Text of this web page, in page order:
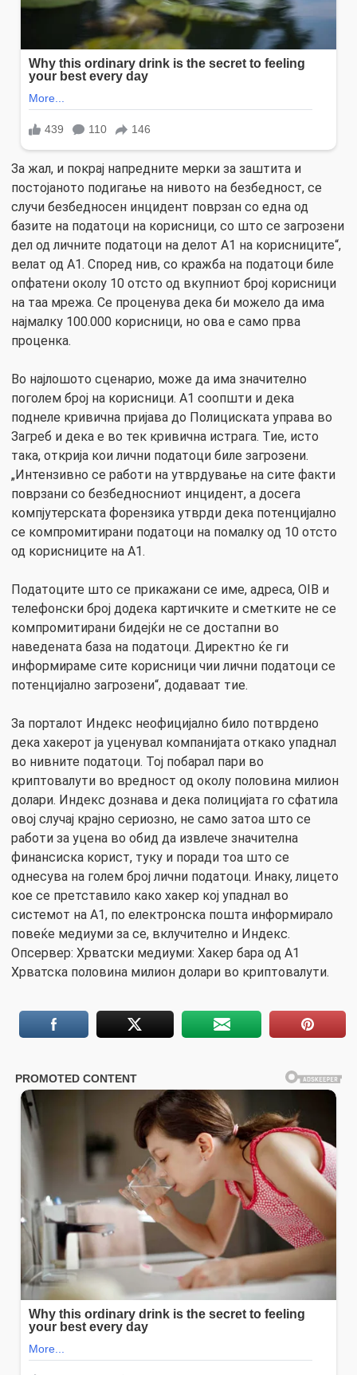
За жал, и покрај напредните мерки за заштита и
постојаното подигање на нивото на безбедност, се
случи безбедносен инцидент поврзан со една од
базите на податоци на корисници, со што се загрозени
дел од личните податоци на делот А1 на корисниците“,
велат од А1. Според нив, со кражба на податоци биле
опфатени околу 10 отсто од вкупниот број корисници
на таа мрежа. Се проценува дека би можело да има
најмалку 100.000 корисници, но ова е само прва
проценка.
Во најлошото сценарио, може да има значително
поголем број на корисници. А1 соопшти и дека
поднеле кривична пријава до Полициската управа во
Загреб и дека е во тек кривична истрага. Тие, исто
така, открија кои лични податоци биле загрозени.
„Интензивно се работи на утврдување на сите факти
поврзани со безбедносниот инцидент, а досега
компјутерската форензика утврди дека потенцијално
се компромитирани податоци на помалку од 10 отсто
од корисниците на А1.
Податоците што се прикажани се име, адреса, OIB и
телефонски број додека картичките и сметките не се
компромитирани бидејќи не се достапни во
наведената база на податоци. Директно ќе ги
информираме сите корисници чии лични податоци се
потенцијално загрозени“, додаваат тие.
За порталот Индекс неофицијално било потврдено
дека хакерот ја уценувал компанијата откако упаднал
во нивните податоци. Тој побарал пари во
криптовалути во вредност од околу половина милион
долари. Индекс дознава и дека полицијата го сфатила
овој случај крајно сериозно, не само затоа што се
работи за уцена во обид да извлече значителна
финансиска корист, туку и поради тоа што се
однесува на голем број лични податоци. Инаку, лицето
кое се претставило како хакер кој упаднал во
системот на А1, по електронска пошта информирало
повеќе медиуми за се, вклучително и Индекс.
Опсервер: Хрватски медиуми: Хакер бара од А1
Хрватска половина милион долари во криптовалути.